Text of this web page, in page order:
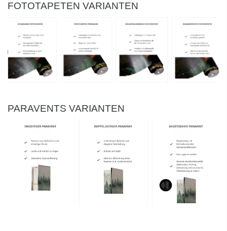
FOTOTAPETEN VARIANTEN
PARAVENTS VARIANTEN